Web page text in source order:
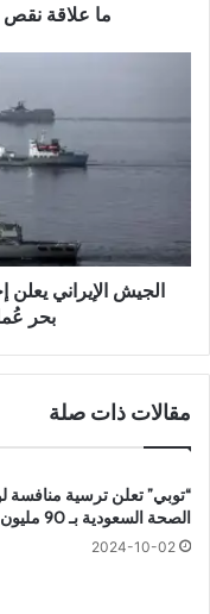
د
»
ب
م
ز
م
ما علاقة نقص
ج
إ
ي
ع
إ
ج
ب
الجيش الإيراني
بحر
مقالات ذات صلة
“توبي” تعلن ترسية منافسة
الصحة السعودية بـ 90 مليون ريال
2024-10-02